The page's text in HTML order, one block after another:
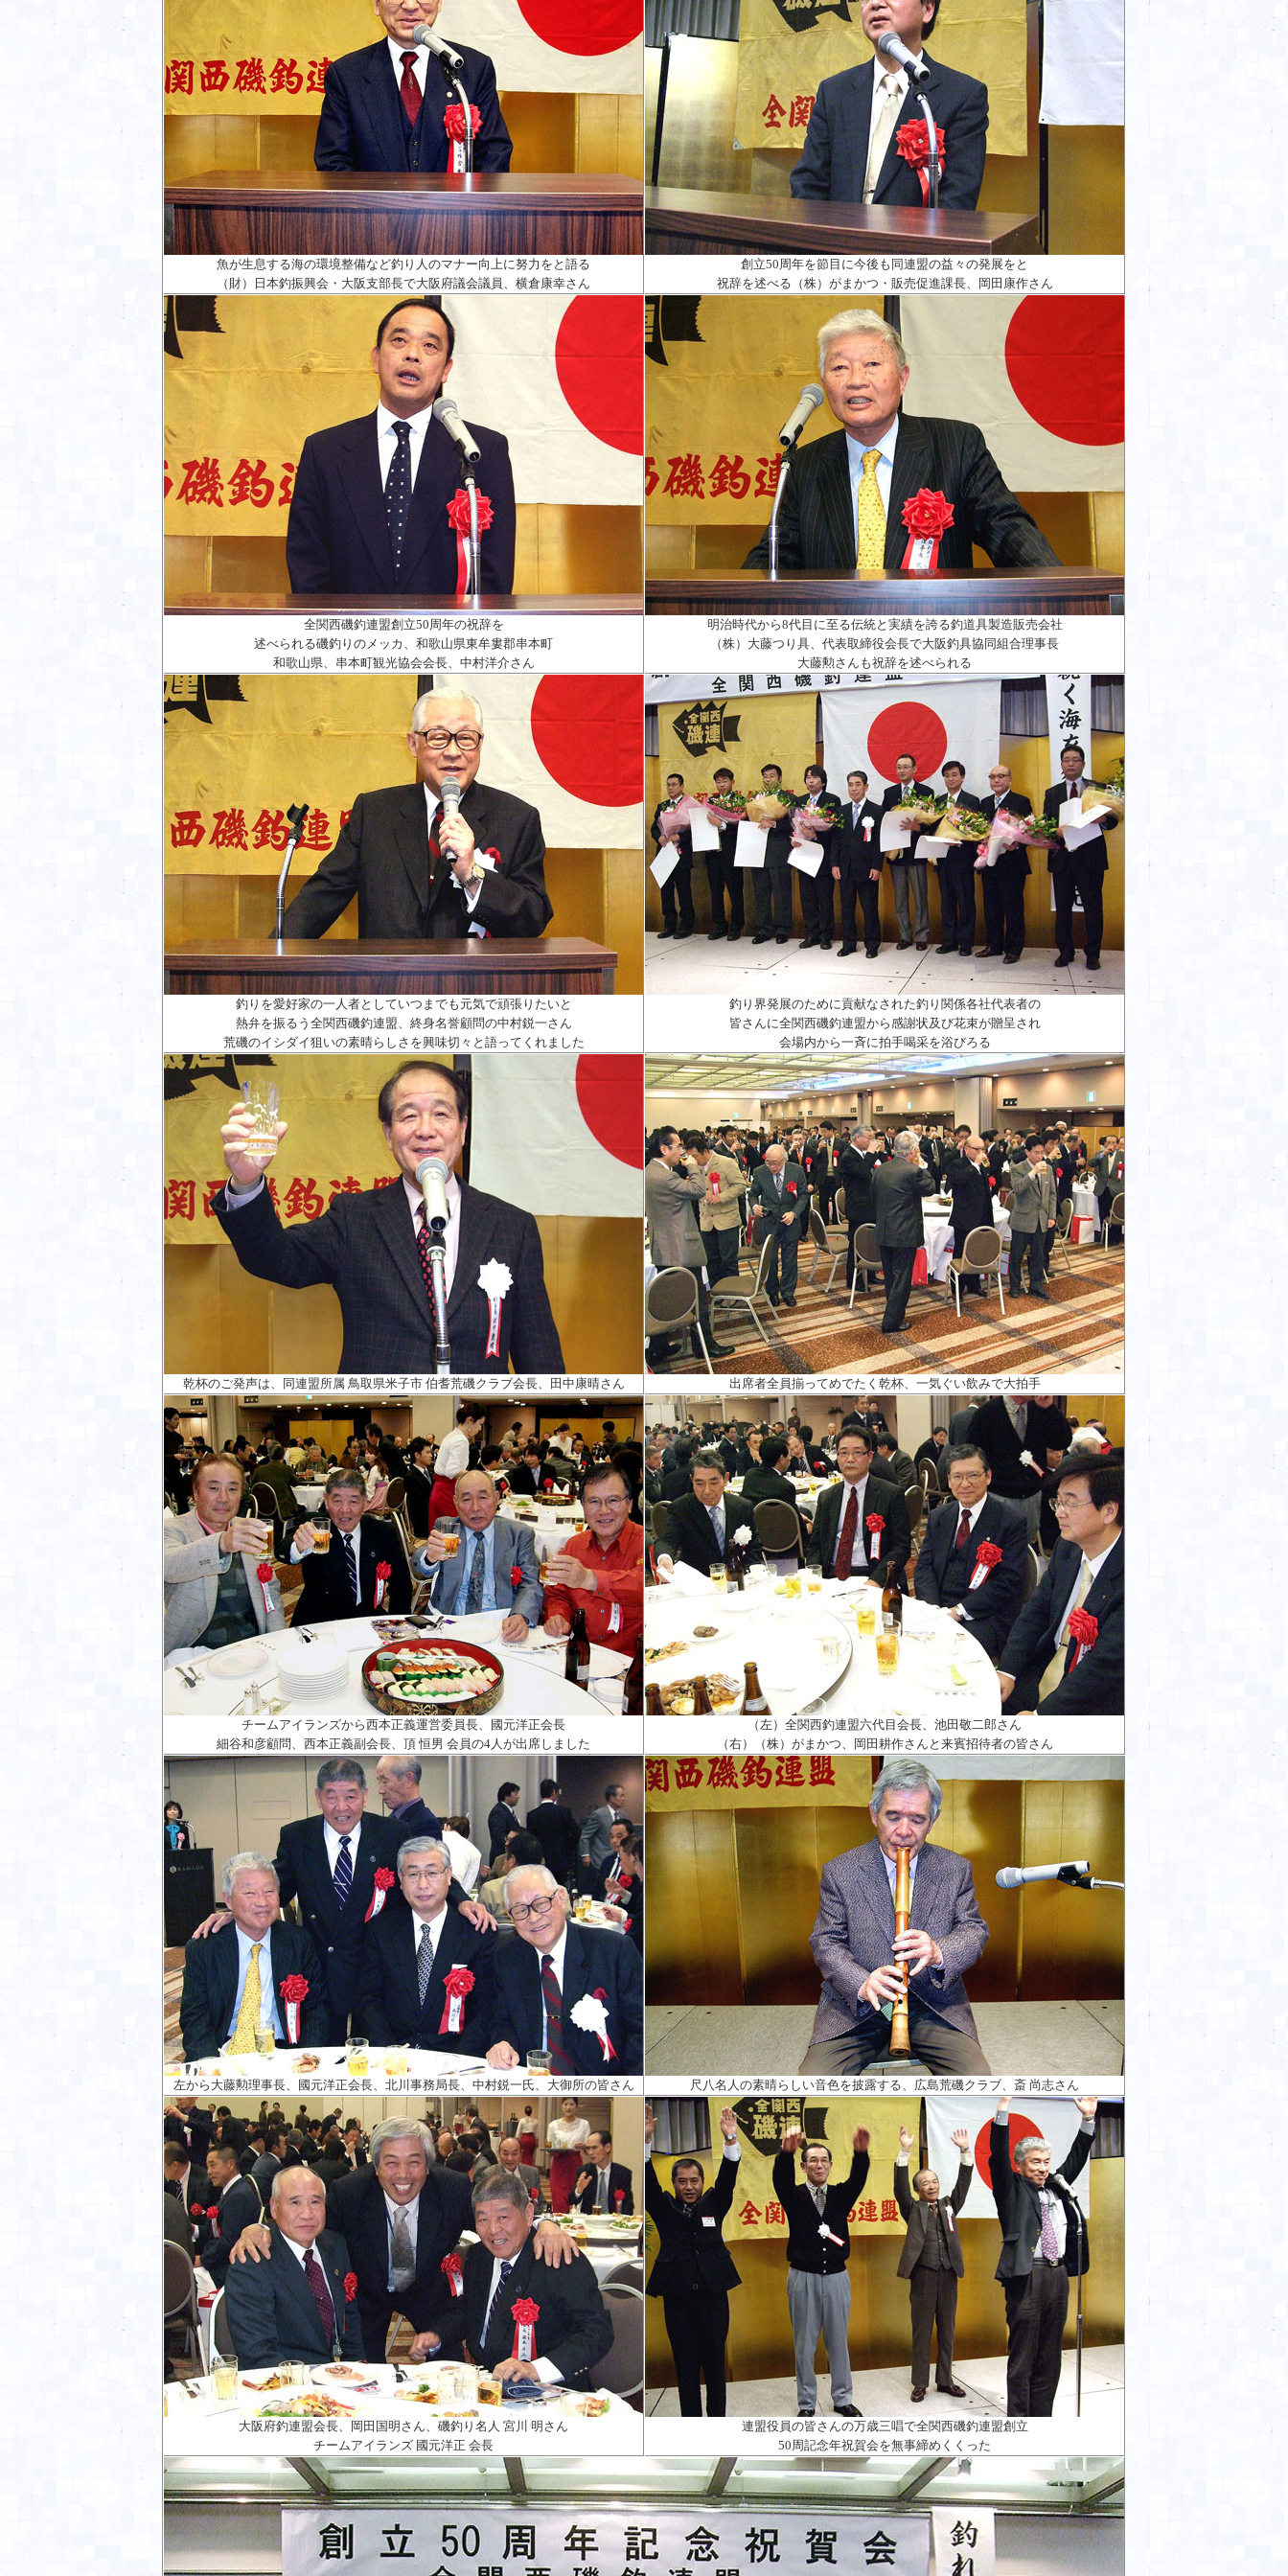
魚が生息する海の環境整備など釣り人のマナー向上に努力をと語る
（財）日本釣振興会・大阪支部長で大阪府議会議員、横倉康幸さん
創立50周年を節目に今後も同連盟の益々の発展をと
祝辞を述べる（株）がまかつ・販売促進課長、岡田康作さん
全関西磯釣連盟創立50周年の祝辞を
述べられる磯釣りのメッカ、和歌山県東牟婁郡串本町
和歌山県、串本町観光協会会長、中村洋介さん
明治時代から8代目に至る伝統と実績を誇る釣道具製造販売会社
（株）大藤つり具、代表取締役会長で大阪釣具協同組合理事長
大藤勲さんも祝辞を述べられる
釣りを愛好家の一人者としていつまでも元気で頑張りたいと
熱弁を振るう全関西磯釣連盟、終身名誉顧問の中村鋭一さん
荒磯のイシダイ狙いの素晴らしさを興味切々と語ってくれました
釣り界発展のために貢献なされた釣り関係各社代表者の
皆さんに全関西磯釣連盟から感謝状及び花束が贈呈され
会場内から一斉に拍手喝采を浴びろる
乾杯のご発声は、同連盟所属 鳥取県米子市 伯耆荒磯クラブ会長、田中康晴さん 出席者全員揃ってめでたく乾杯、一気ぐい飲みで大拍手
チームアイランズから西本正義運営委員長、國元洋正会長
細谷和彦顧問、西本正義副会長、頂 恒男 会員の4人が出席しました
（左）全関西釣連盟六代目会長、池田敬二郎さん
（右）（株）がまかつ、岡田耕作さんと来賓招待者の皆さん
左から大藤勲理事長、國元洋正会長、北川事務局長、中村鋭一氏、大御所の皆さん 尺八名人の素晴らしい音色を披露する、広島荒磯クラブ、斎 尚志さん
大阪府釣連盟会長、岡田国明さん、磯釣り名人 宮川 明さん
チームアイランズ 國元洋正 会長
連盟役員の皆さんの万歳三唱で全関西磯釣連盟創立
50周記念年祝賀会を無事締めくくった